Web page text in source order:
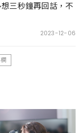
三秒鐘再回話，不
2023-12-06